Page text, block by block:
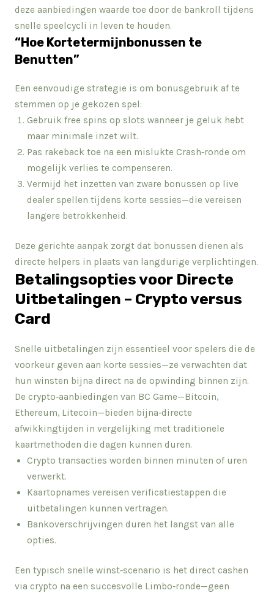
deze aanbiedingen waarde toe door de bankroll tijdens
snelle speelcycli in leven te houden.
“Hoe Kortetermijnbonussen te
Benutten”
Een eenvoudige strategie is om bonusgebruik af te
stemmen op je gekozen spel:
Gebruik free spins op slots wanneer je geluk hebt
maar minimale inzet wilt.
Pas rakeback toe na een mislukte Crash‑ronde om
mogelijk verlies te compenseren.
Vermijd het inzetten van zware bonussen op live
dealer spellen tijdens korte sessies—die vereisen
langere betrokkenheid.
Deze gerichte aanpak zorgt dat bonussen dienen als
directe helpers in plaats van langdurige verplichtingen.
Betalingsopties voor Directe
Uitbetalingen – Crypto versus
Card
Snelle uitbetalingen zijn essentieel voor spelers die de
voorkeur geven aan korte sessies—ze verwachten dat
hun winsten bijna direct na de opwinding binnen zijn.
De crypto‑aanbiedingen van BC Game—Bitcoin,
Ethereum, Litecoin—bieden bijna‑directe
afwikkingtijden in vergelijking met traditionele
kaartmethoden die dagen kunnen duren.
Crypto transacties worden binnen minuten of uren
verwerkt.
Kaartopnames vereisen verificatiestappen die
uitbetalingen kunnen vertragen.
Bankoverschrijvingen duren het langst van alle
opties.
Een typisch snelle winst‑scenario is het direct cashen
via crypto na een succesvolle Limbo‑ronde—geen